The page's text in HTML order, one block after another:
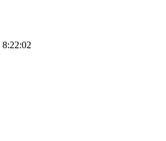
8:22:02